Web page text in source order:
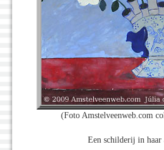
(Foto Amstelveenweb.com
Een schilderij in haar